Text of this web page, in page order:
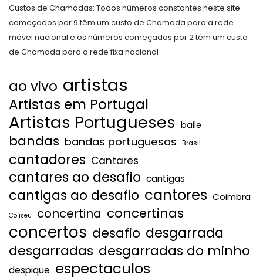
Custos de Chamadas: Todos números constantes neste site
começados por 9 têm um custo de Chamada para a rede
móvel nacional e os números começados por 2 têm um custo
de Chamada para a rede fixa nacional
ao vivo artistas
Artistas em Portugal
Artistas Portugueses baile
bandas bandas portuguesas Brasil
cantadores Cantares
cantares ao desafio cantigas
cantigas ao desafio cantores Coimbra
Coliseu concertina concertinas
concertos desafio desgarrada
desgarradas desgarradas do minho
despique espectaculos